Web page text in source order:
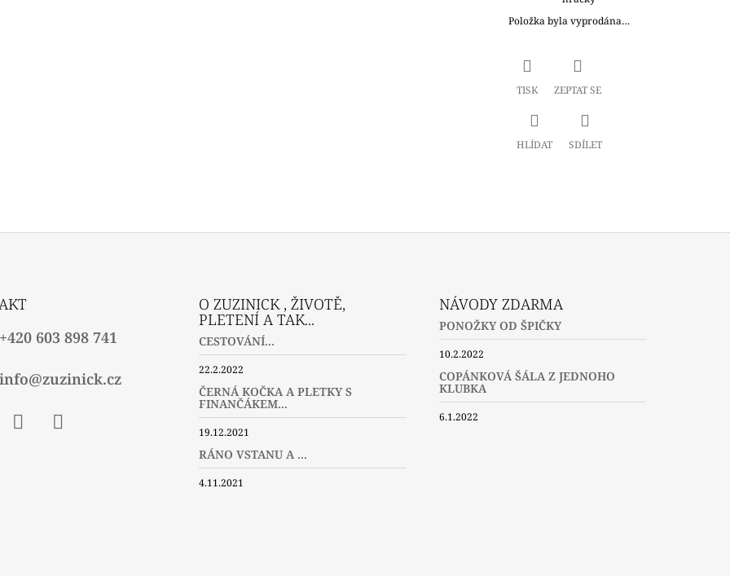
Položka byla vyprodána…
TISK ZEPTAT SE
HLÍDAT SDÍLET
+420 603 898 741
info@zuzinick.cz
O ZUZINICK , ŽIVOTĚ,
PLETENÍ A TAK...
CESTOVÁNÍ...
22.2.2022
ČERNÁ KOČKA A PLETKY S
FINANČÁKEM...
19.12.2021
RÁNO VSTANU A ...
4.11.2021
NÁVODY ZDARMA
PONOŽKY OD ŠPIČKY
10.2.2022
COPÁNKOVÁ ŠÁLA Z JEDNOHO
KLUBKA
6.1.2022